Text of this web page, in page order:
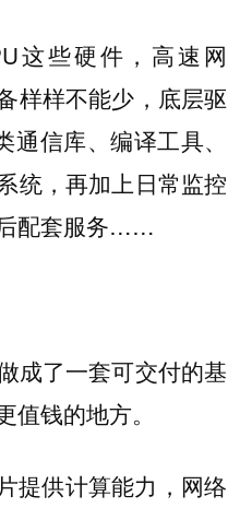
这些硬件，高速网
样样不能少，底层驱
信库、编译工具、
统，再加上日常监控
配套服务……
成了一套可交付的基
钱的地方。
提供计算能力，网络